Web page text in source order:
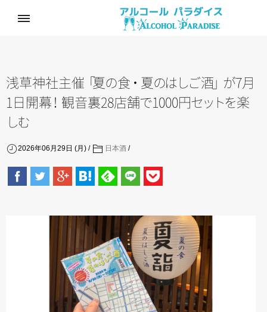
浅草神社主催「夏 の食・ 夏 のはしご酒」 が7月
1日開幕！ 観音裏28店舗で1000円セットを楽
しむ
2026年06月29日 (月) 日本酒